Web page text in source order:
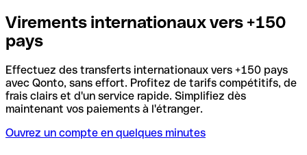
Virements internationaux vers +150
pays
Effectuez des transferts internationaux vers +150 pays
avec Qonto, sans effort. Profitez de tarifs compétitifs, de
frais clairs et d'un service rapide. Simplifiez dès
maintenant vos paiements à l'étranger.
Ouvrez un compte en quelques minutes